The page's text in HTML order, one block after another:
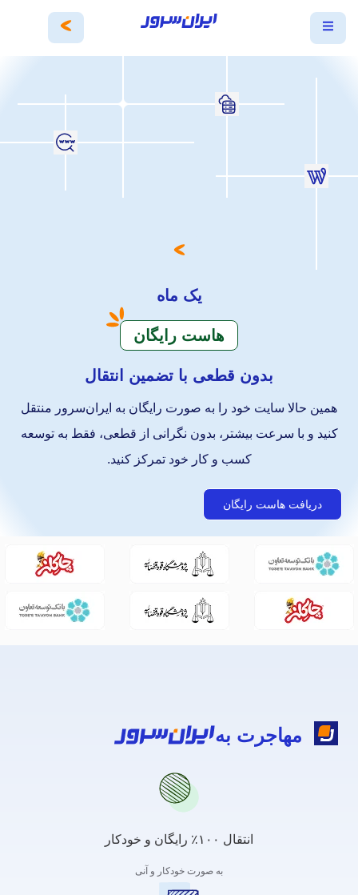
یک ماه
هاست رایگان
بدون قطعی با تضمین انتقال
همین حالا سایت خود را به صورت رایگان به ایران‌سرور منتقل
کنید و با سرعت بیشتر، بدون نگرانی از قطعی، فقط به توسعه
کسب و کار خود تمرکز کنید.
دریافت هاست رایگان
مهاجرت به
انتقال ۱۰۰٪ رایگان و خودکار
به صورت خودکار و آنی